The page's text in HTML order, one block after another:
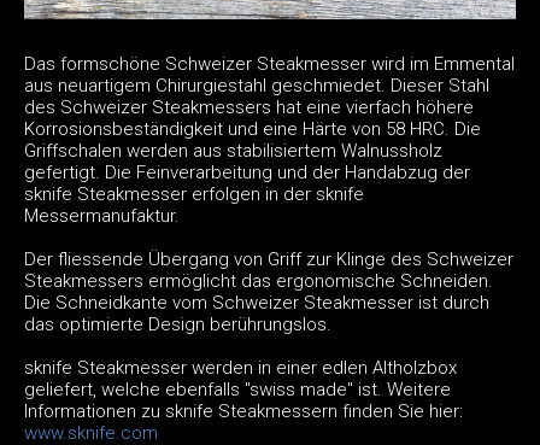
Das formschöne Schweizer Steakmesser wird im Emmental
aus neuartigem Chirurgiestahl geschmiedet. Dieser Stahl
des Schweizer Steakmessers hat eine vierfach höhere
Korrosionsbeständigkeit und eine Härte von 58 HRC. Die
Griffschalen werden aus stabilisiertem Walnussholz
gefertigt. Die Feinverarbeitung und der Handabzug der
sknife Steakmesser erfolgen in der sknife
Messermanufaktur.
Der fliessende Übergang von Griff zur Klinge des Schweizer
Steakmessers ermöglicht das ergonomische Schneiden.
Die Schneidkante vom Schweizer Steakmesser ist durch
das optimierte Design berührungslos.
sknife Steakmesser werden in einer edlen Altholzbox
geliefert, welche ebenfalls "swiss made" ist. Weitere
Informationen zu sknife Steakmessern finden Sie hier:
www.sknife.com